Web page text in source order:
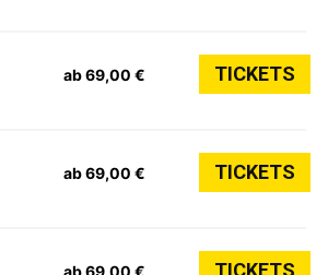
ab 69,00 € TICKETS
ab 69,00 € TICKETS
ab 69,00 € TICKETS